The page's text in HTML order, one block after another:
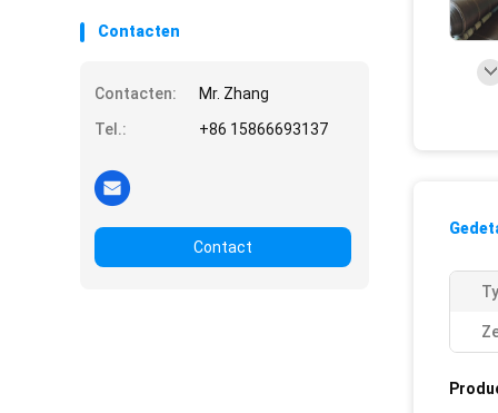
Contacten
Contacten:
Mr. Zhang
Tel.:
+86 15866693137
Contact